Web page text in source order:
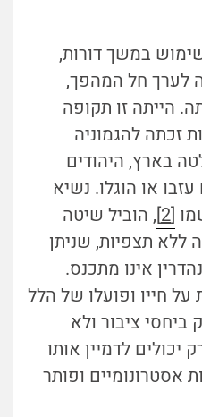
במשך דורות,
לספירה לערך חל המהפך,
הייתה זו תקופה
זכתה להגמוניה
בארץ, היהודים
או הוגלו. נשיא
[2] , הוביל שיטה
תצפיות, שניתן
אינו מתכנס.
על חייו ופועלו של הלל
ציבור ולא
לדמיין אותו
אסטרונומיים ופותר